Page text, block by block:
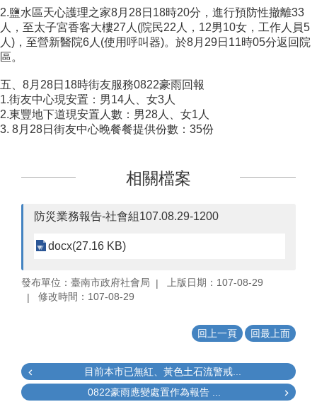
2.鹽水區天心護理之家8月28日18時20分，進行預防性撤離33
人，至太子宮香客大樓27人(院民22人，12男10女，工作人員5
人)，至營新醫院6人(使用呼叫器)。於8月29日11時05分返回院
區。
五、8月28日18時街友服務0822豪雨回報
1.街友中心現安置：男14人、女3人
2.東豐地下道現安置人數：男28人、女1人
3. 8月28日街友中心晚餐餐提供份數：35份
相關檔案
防災業務報告-社會組107.08.29-1200
docx(27.16 KB)
發布單位：臺南市政府社會局
上版日期：107-08-29
修改時間：107-08-29
回上一頁 回最上面
目前本市已無紅、黃色土石流警戒...
0822豪雨應變處置作為報告 ...